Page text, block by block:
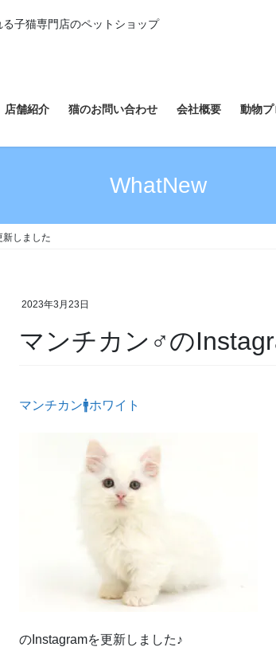
子猫専門店のペットショップ
店舗紹介 猫のお問い合わせ 会社概要 動物
WhatNew
しました
2023年3月23日
マンチカン♂の
マンチカン🚹ホワイト
のInstagramを更新しました♪